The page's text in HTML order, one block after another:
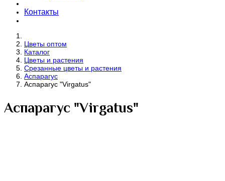
Контакты
Цветы оптом
Каталог
Цветы и растения
Срезанные цветы и растения
Аспарагус
Аспарагус "Virgatus"
Аспарагус "Virgatus"